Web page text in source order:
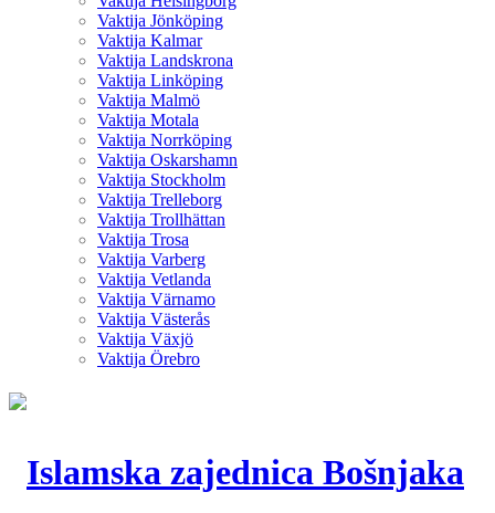
Vaktija Jönköping
Vaktija Kalmar
Vaktija Landskrona
Vaktija Linköping
Vaktija Malmö
Vaktija Motala
Vaktija Norrköping
Vaktija Oskarshamn
Vaktija Stockholm
Vaktija Trelleborg
Vaktija Trollhättan
Vaktija Trosa
Vaktija Varberg
Vaktija Vetlanda
Vaktija Värnamo
Vaktija Västerås
Vaktija Växjö
Vaktija Örebro